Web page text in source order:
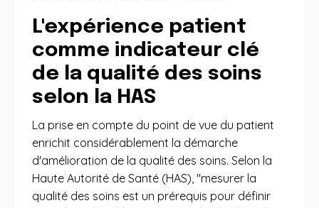
L'expérience patient
comme indicateur clé
de la qualité des soins
selon la HAS
La prise en compte du point de vue du patient
enrichit considérablement la démarche
d'amélioration de la qualité des soins. Selon la
Haute Autorité de Santé (HAS), "mesurer la
qualité des soins est un prérequis pour définir